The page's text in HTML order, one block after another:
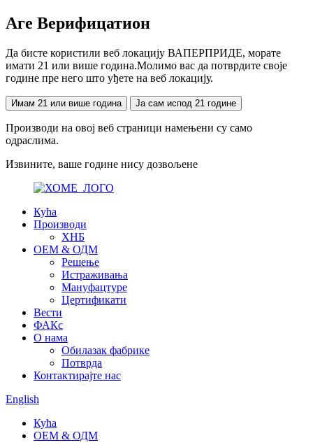
Аге Верифицатион
Да бисте користили веб локацију ВАПЕРПРИДЕ, морате
имати 21 или више година.Молимо вас да потврдите своје
године пре него што уђете на веб локацију.
Имам 21 или више година Ја сам испод 21 године
Производи на овој веб страници намењени су само
одраслима.
Извините, ваше године нису дозвољене
Кућа
Производи
ХНБ
ОЕМ & ОДМ
Решење
Истраживања
Мануфацтуре
Цертификати
Вести
ФАКс
О нама
Обилазак фабрике
Потврда
Контактирајте нас
English
Кућа
ОЕМ & ОДМ